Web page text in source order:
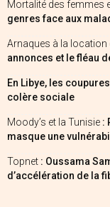
Mortalité des femmes
genres face aux
Arnaques à la location
annonces et le fléau
En Libye, les
colère sociale
Moody’s et la Tunisie :
masque une
Topnet : Oussama
d’accélération de la